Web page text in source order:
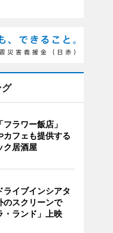
フラワー飯店」
カフェも提供する
ク居酒屋
ライブインシアタ
スクリーンで
・ランド」上映